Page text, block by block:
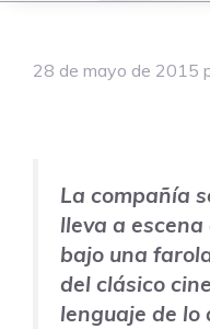
28 de mayo de 2015
La compañía
lleva a
bajo una
del clásico
lenguaje de lo